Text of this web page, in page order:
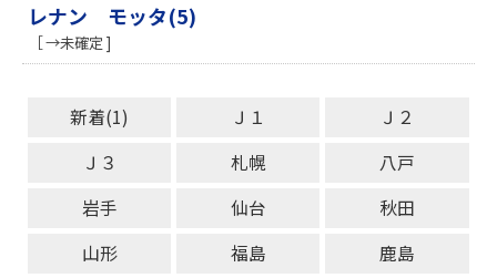
レナン モッタ(5)
［ →未確定 ]
新着(1) Ｊ１
Ｊ２
Ｊ３
札幌
八戸
岩手
仙台
秋田
山形
福島
鹿島